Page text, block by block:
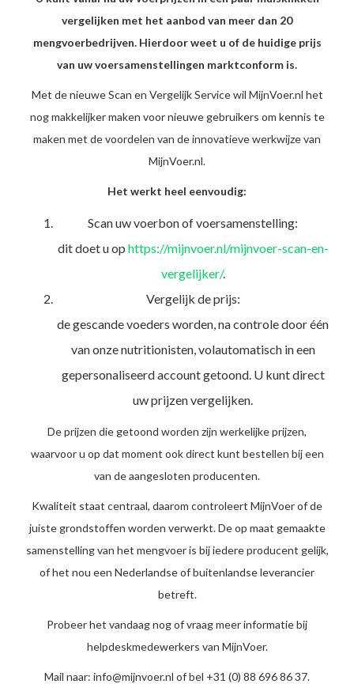
vergelijken met het aanbod van meer dan 20
mengvoerbedrijven. Hierdoor weet u of de huidige prijs
van uw voersamenstellingen marktconform is.
Met de nieuwe Scan en Vergelijk Service wil MijnVoer.nl het
nog makkelijker maken voor nieuwe gebruikers om kennis te
maken met de voordelen van de innovatieve werkwijze van
MijnVoer.nl.
Het werkt heel eenvoudig:
Scan uw voerbon of voersamenstelling:
dit doet u op https://mijnvoer.nl/mijnvoer-scan-en-
vergelijker/.
Vergelijk de prijs:
de gescande voeders worden, na controle door één
van onze nutritionisten, volautomatisch in een
gepersonaliseerd account getoond. U kunt direct
uw prijzen vergelijken.
De prijzen die getoond worden zijn werkelijke prijzen,
waarvoor u op dat moment ook direct kunt bestellen bij een
van de aangesloten producenten.
Kwaliteit staat centraal, daarom controleert MijnVoer of de
juiste grondstoffen worden verwerkt. De op maat gemaakte
samenstelling van het mengvoer is bij iedere producent gelijk,
of het nou een Nederlandse of buitenlandse leverancier
betreft.
Probeer het vandaag nog of vraag meer informatie bij
helpdeskmedewerkers van MijnVoer.
Mail naar: info@mijnvoer.nl of bel +31 (0) 88 696 86 37.